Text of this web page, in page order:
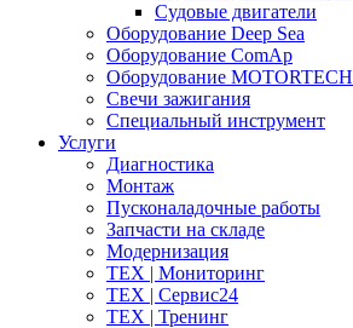
Судовые двигатели
Оборудование Deep Sea
Оборудование ComAp
Оборудование MOTORTECH
Свечи зажигания
Специальный инструмент
Услуги
Диагностика
Монтаж
Пусконаладочные работы
Запчасти на складе
Модернизация
ТЕХ | Мониторинг
ТЕХ | Сервис24
ТЕХ | Тренинг